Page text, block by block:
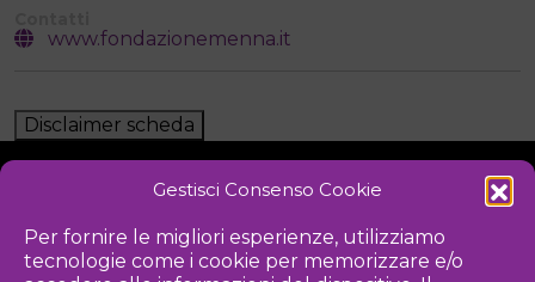
Gestisci Consenso Cookie
Per fornire le migliori esperienze, utilizziamo
tecnologie come i cookie per memorizzare e/o
www.fondazionemenna.it
Disclaimer scheda
PRIVACY POLICY